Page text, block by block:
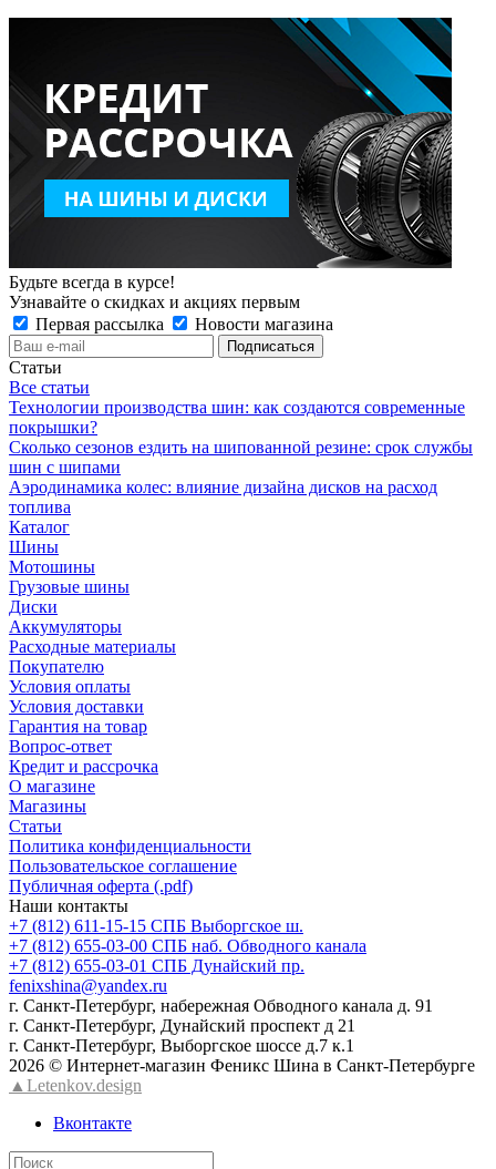
Будьте всегда в курсе!
Узнавайте о скидках и акциях первым
Первая рассылка
Новости магазина
Статьи
Все статьи
Технологии производства шин: как создаются современные
покрышки?
Сколько сезонов ездить на шипованной резине: срок службы
шин с шипами
Аэродинамика колес: влияние дизайна дисков на расход
топлива
Каталог
Шины
Мотошины
Грузовые шины
Диски
Аккумуляторы
Расходные материалы
Покупателю
Условия оплаты
Условия доставки
Гарантия на товар
Вопрос-ответ
Кредит и рассрочка
О магазине
Магазины
Статьи
Политика конфиденциальности
Пользовательское соглашение
Публичная оферта (.pdf)
Наши контакты
+7 (812) 611-15-15 СПБ Выборгское ш.
+7 (812) 655-03-00 СПБ наб. Обводного канала
+7 (812) 655-03-01 СПБ Дунайский пр.
fenixshina@yandex.ru
г. Санкт-Петербург, набережная Обводного канала д. 91
г. Санкт-Петербург, Дунайский проспект д 21
г. Санкт-Петербург, Выборгское шоссе д.7 к.1
2026 © Интернет-магазин Феникс Шина в Санкт-Петербурге
▲Letenkov.design
Вконтакте